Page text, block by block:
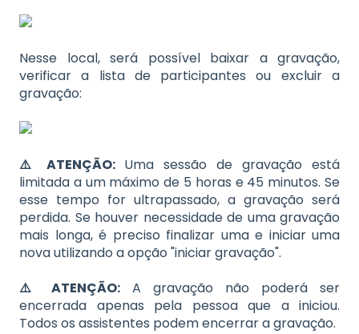
Nesse local, será possível baixar a gravação,
verificar a lista de participantes ou excluir a
gravação:
⚠️ ATENÇÃO: Uma sessão de gravação está
limitada a um máximo de 5 horas e 45 minutos. Se
esse tempo for ultrapassado, a gravação será
perdida. Se houver necessidade de uma gravação
mais longa, é preciso finalizar uma e iniciar uma
nova utilizando a opção "iniciar gravação".
⚠️ ATENÇÃO: A gravação não poderá ser
encerrada apenas pela pessoa que a iniciou.
Todos os assistentes podem encerrar a gravação.